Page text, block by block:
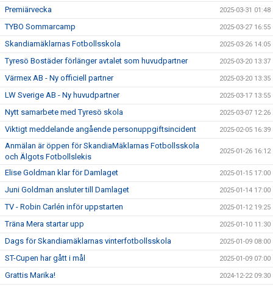
Premiärvecka 2025-03-31 01:48
TYBO Sommarcamp 2025-03-27 16:55
Skandiamäklarnas Fotbollsskola 2025-03-26 14:05
Tyresö Bostäder förlänger avtalet som huvudpartner 2025-03-20 13:37
Värmex AB - Ny officiell partner 2025-03-20 13:35
LW Sverige AB - Ny huvudpartner 2025-03-17 13:55
Nytt samarbete med Tyresö skola 2025-03-07 12:26
Viktigt meddelande angående personuppgiftsincident 2025-02-05 16:39
Anmälan är öppen för SkandiaMäklarnas Fotbollsskola
och Älgots Fotbollslekis
2025-01-26 16:12
Elise Goldman klar för Damlaget 2025-01-15 17:00
Juni Goldman ansluter till Damlaget 2025-01-14 17:00
TV - Robin Carlén inför uppstarten 2025-01-12 19:25
Träna Mera startar upp 2025-01-10 11:30
Dags för Skandiamäklarnas vinterfotbollsskola 2025-01-09 08:00
ST-Cupen har gått i mål 2025-01-09 07:00
Grattis Marika! 2024-12-22 09:30